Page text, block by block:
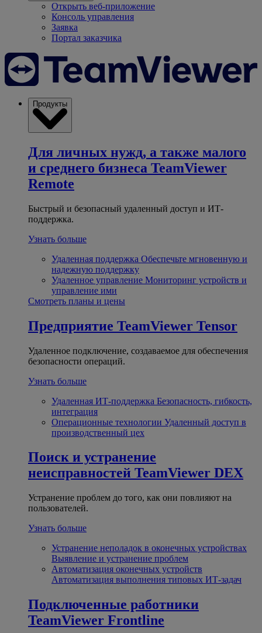
Открыть веб-приложение
Консоль управления
Заявка
Портал заказчика
Продукты
Для личных нужд, а также малого
и среднего бизнеса TeamViewer
Remote
Быстрый и безопасный удаленный доступ и ИТ-
поддержка.
Узнать больше
Удаленная поддержка Обеспечьте мгновенную и
надежную поддержку
Удаленное управление Мониторинг устройств и
управление ими
Смотреть планы и цены
Предприятие TeamViewer Tensor
Удаленное подключение, создаваемое для обеспечения
безопасности операций.
Узнать больше
Удаленная ИТ-поддержка Безопасность, гибкость,
интеграция
Операционные технологии Удаленный доступ в
производственный цех
Поиск и устранение
неисправностей TeamViewer DEX
Устранение проблем до того, как они повлияют на
пользователей.
Узнать больше
Устранение неполадок в оконечных устройствах
Выявление и устранение проблем
Автоматизация оконечных устройств
Автоматизация выполнения типовых ИТ-задач
Подключенные работники
TeamViewer Frontline